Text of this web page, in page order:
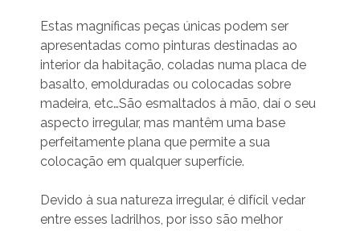
Estas magníficas peças únicas podem ser
apresentadas como pinturas destinadas ao
interior da habitação, coladas numa placa de
basalto, emolduradas ou colocadas sobre
madeira, etc…São esmaltados à mão, daí o seu
aspecto irregular, mas mantêm uma base
perfeitamente plana que permite a sua
colocação em qualquer superfície.
Devido à sua natureza irregular, é difícil vedar
entre esses ladrilhos, por isso são melhor